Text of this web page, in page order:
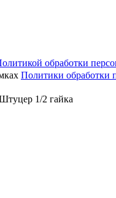
обработки
Политики обработки
1/2 гайка